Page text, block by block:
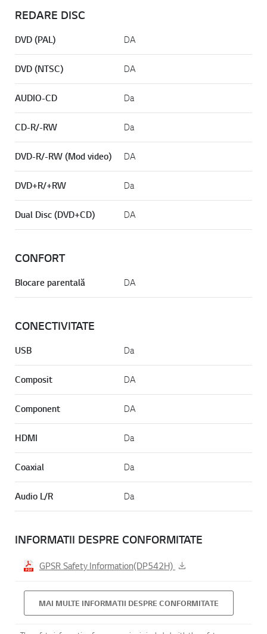
REDARE DISC
DVD (PAL) DA
DVD (NTSC) DA
AUDIO-CD Da
CD-R/-RW Da
DVD-R/-RW (Mod video) DA
DVD+R/+RW Da
Dual Disc (DVD+CD) DA
CONFORT
Blocare parentală DA
CONECTIVITATE
USB Da
Composit DA
Component DA
HDMI Da
Coaxial Da
Audio L/R Da
INFORMATII DESPRE CONFORMITATE
GPSR Safety Information(DP542H)
MAI MULTE INFORMATII DESPRE CONFORMITATE